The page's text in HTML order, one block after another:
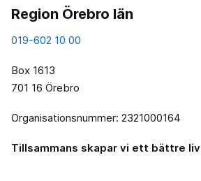
Region Örebro län
019-602 10 00
Box 1613
701 16 Örebro
Organisationsnummer: 2321000164
Tillsammans skapar vi ett bättre liv